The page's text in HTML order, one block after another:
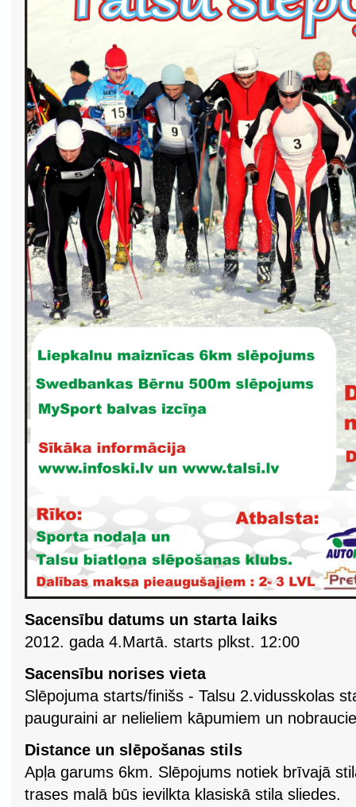
Sacensību datums un starta laiks
2012. gada 4.Martā. starts plkst. 12:00
Sacensību norises vieta
Slēpojuma starts/finišs - Talsu 2.vidusskolas
pauguraini ar nelieliem kāpumiem un
Distance un slēpošanas stils
Apļa garums 6km. Slēpojums notiek brīvajā
trases malā būs ievilkta klasiskā stila sliedes.